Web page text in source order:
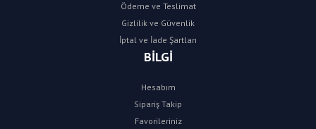
Ödeme ve Teslimat
Gizlilik ve Güvenlik
İptal ve İade Şartları
BİLGİ
Hesabım
Sipariş Takip
Favorileriniz